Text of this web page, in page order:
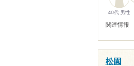
40代 男性
関連情報
松園